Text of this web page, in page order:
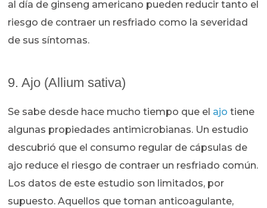
al día de ginseng americano pueden reducir tanto el
riesgo de contraer un resfriado como la severidad
de sus síntomas.
9. Ajo (Allium sativa)
Se sabe desde hace mucho tiempo que el ajo tiene
algunas propiedades antimicrobianas. Un estudio
descubrió que el consumo regular de cápsulas de
ajo reduce el riesgo de contraer un resfriado común.
Los datos de este estudio son limitados, por
supuesto. Aquellos que toman anticoagulante,